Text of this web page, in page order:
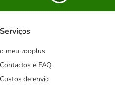
Serviços
o meu zooplus
Contactos e FAQ
Custos de envio